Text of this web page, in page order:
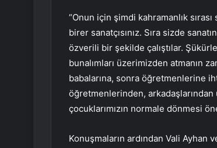
“Onun için şimdi kahramanlık
birer sanatçısınız. Sıra sizde
özverili bir şekilde çalıştılar.
bunalımları üzerimizden atmanın
babalarına, sonra öğretmenlerine
öğretmenlerinden, arkadaşlarından
çocuklarımızın normale dönmesi
Konuşmaların ardından Vali Ayhan